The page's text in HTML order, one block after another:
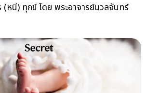
(หนี) ทุกข์ โดย พระอาจารย์นวลจันทร์